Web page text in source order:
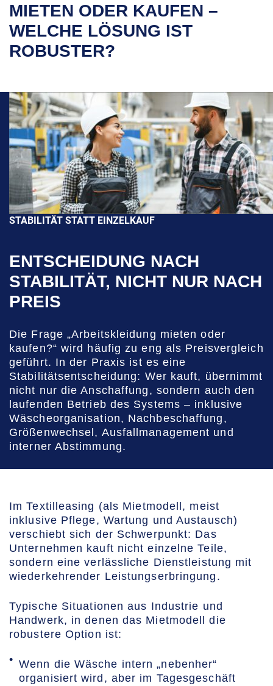
MIETEN ODER KAUFEN –
WELCHE LÖSUNG IST
ROBUSTER?
STABILITÄT STATT EINZELKAUF
ENTSCHEIDUNG NACH
STABILITÄT, NICHT NUR NACH
PREIS
Die Frage „Arbeitskleidung mieten oder
kaufen?“ wird häufig zu eng als Preisvergleich
geführt. In der Praxis ist es eine
Stabilitätsentscheidung: Wer kauft, übernimmt
nicht nur die Anschaffung, sondern auch den
laufenden Betrieb des Systems – inklusive
Wäscheorganisation, Nachbeschaffung,
Größenwechsel, Ausfallmanagement und
interner Abstimmung.
Im Textilleasing (als Mietmodell, meist
inklusive Pflege, Wartung und Austausch)
verschiebt sich der Schwerpunkt: Das
Unternehmen kauft nicht einzelne Teile,
sondern eine verlässliche Dienstleistung mit
wiederkehrender Leistungserbringung.
Typische Situationen aus Industrie und
Handwerk, in denen das Mietmodell die
robustere Option ist:
Wenn die Wäsche intern „nebenher“
organisiert wird, aber im Tagesgeschäft